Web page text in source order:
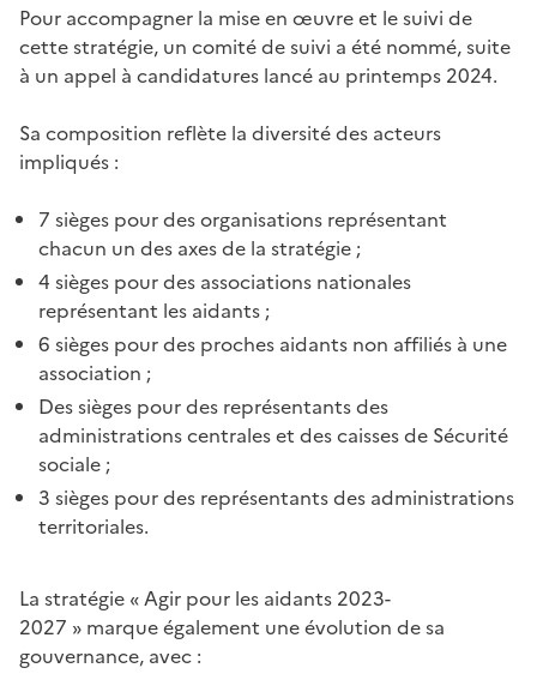
Pour accompagner la mise en œuvre et le suivi de
cette stratégie, un comité de suivi a été nommé, suite
à un appel à candidatures lancé au printemps 2024.
Sa composition reflète la diversité des acteurs
impliqués :
7 sièges pour des organisations représentant
chacun un des axes de la stratégie ;
4 sièges pour des associations nationales
représentant les aidants ;
6 sièges pour des proches aidants non affiliés à une
association ;
Des sièges pour des représentants des
administrations centrales et des caisses de Sécurité
sociale ;
3 sièges pour des représentants des administrations
territoriales.
La stratégie « Agir pour les aidants 2023-
2027 » marque également une évolution de sa
gouvernance, avec :